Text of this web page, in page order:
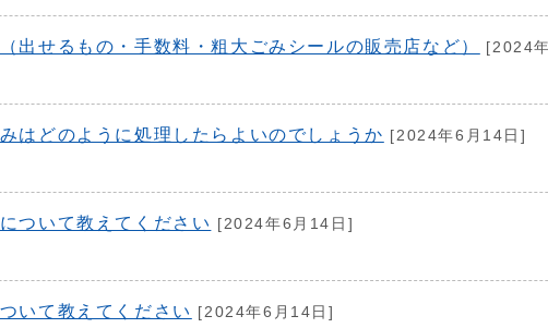
出せるもの・手数料・粗大ごみシールの販売店など） [2024
はどのように処理したらよいのでしょうか [2024年6月14日]
ついて教えてください [2024年6月14日]
いて教えてください [2024年6月14日]